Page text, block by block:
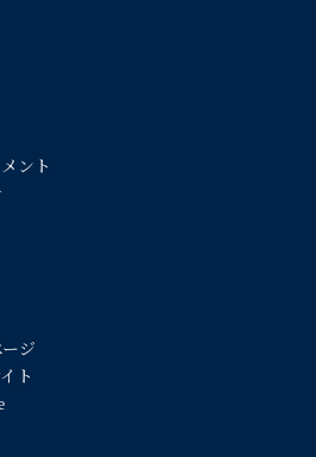
ント
ジ
ト